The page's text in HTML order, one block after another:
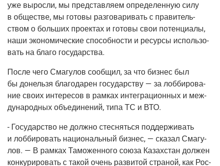
уже вырос­ли, мы пред­став­ля­ем опре­де­лен­ную силу
в обще­стве, мы гото­вы раз­го­ва­ри­вать с пра­ви­тель­
ством о боль­ших про­ек­тах и гото­вы свои потен­ци­а­лы,
наши эко­но­ми­че­ские спо­соб­но­сти и ресур­сы исполь­зо­
вать на бла­го государства.
После чего Сма­гу­лов сооб­щил, за что биз­нес был
бы донель­зя бла­го­да­рен госу­дар­ству — за лоб­би­ро­ва­
ние сво­их инте­ре­сов в рам­ках инте­гра­ци­он­ных и меж­
ду­на­род­ных объ­еди­не­ний, типа ТС и ВТО.
- Госу­дар­ство не долж­но стес­нять­ся под­дер­жи­вать
и лоб­би­ро­вать наци­о­наль­ный биз­нес, — ска­зал Сма­гу­
лов. — В рам­ках Тамо­жен­но­го сою­за Казах­стан дол­жен
кон­ку­ри­ро­вать с такой очень раз­ви­той стра­ной, как Рос­